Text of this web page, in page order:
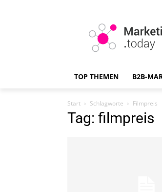
TOP THEMEN B2B-
Start Schlagworte Filmpreis
Tag: filmpreis